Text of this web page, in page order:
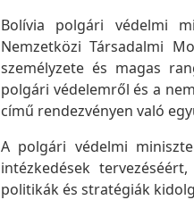
Bolívia polgári védelmi
Nemzetközi Társadalmi
személyzete és magas
polgári védelemről és a
című rendezvényen való
A polgári védelmi
intézkedések
politikák és stratégiák